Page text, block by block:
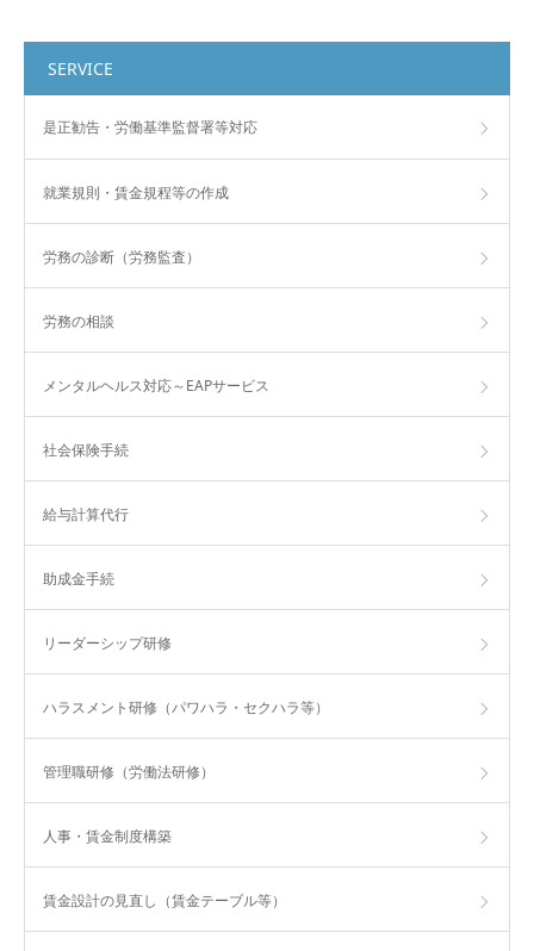
SERVICE
是正勧告・労働基準監督署等対応
就業規則・賃金規程等の作成
労務の診断（労務監査）
労務の相談
メンタルヘルス対応～EAPサービス
社会保険手続
給与計算代行
助成金手続
リーダーシップ研修
ハラスメント研修（パワハラ・セクハラ等）
管理職研修（労働法研修）
人事・賃金制度構築
賃金設計の見直し（賃金テーブル等）